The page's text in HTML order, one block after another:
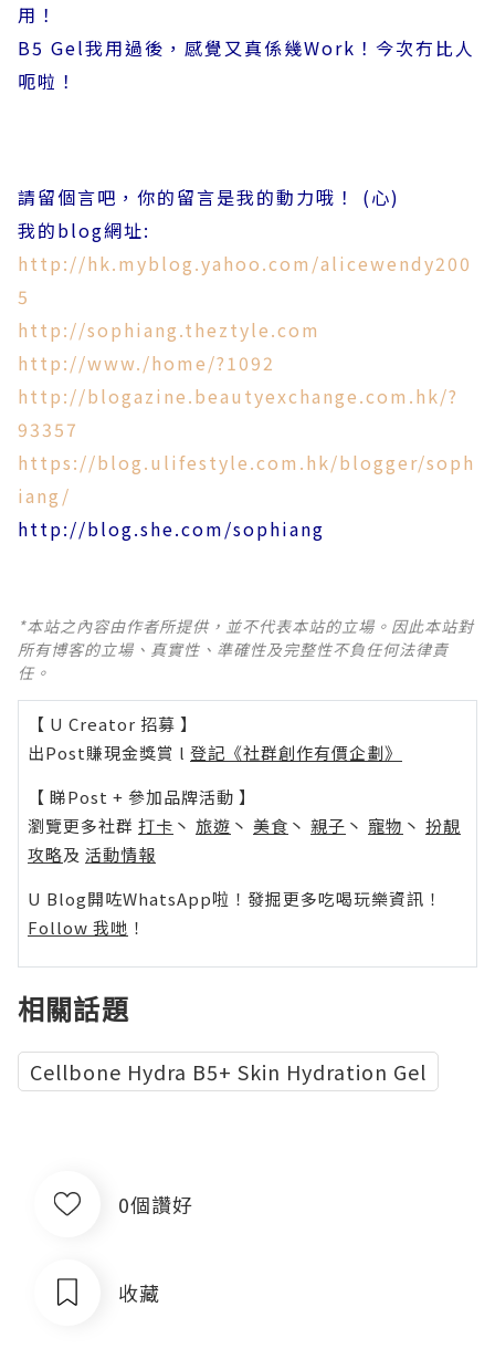
用！
B5 Gel我用過後，感覺又真係幾Work！今次冇比人
呃啦！
請留個言吧，你的留言是我的動力哦！ (心)
我的blog網址:
http://hk.myblog.yahoo.com/alicewendy200
5
http://sophiang.theztyle.com
http://www./home/?1092
http://blogazine.beautyexchange.com.hk/?
93357
https://blog.ulifestyle.com.hk/blogger/soph
iang/
http://blog.she.com/sophiang
*本站之內容由作者所提供，並不代表本站的立場。因此本站對
所有博客的立場、真實性、準確性及完整性不負任何法律責
任。
【 U Creator 招募 】
出Post賺現金獎賞 l 登記《社群創作有價企劃》
【 睇Post + 參加品牌活動 】
瀏覽更多社群 打卡 丶 旅遊 丶 美食 丶 親子 丶 寵物 丶 扮靚
攻略及 活動情報
U Blog開咗WhatsApp啦！發掘更多吃喝玩樂資訊！
Follow 我哋 ！
相關話題
Cellbone Hydra B5+ Skin Hydration Gel
0個讚好
收藏